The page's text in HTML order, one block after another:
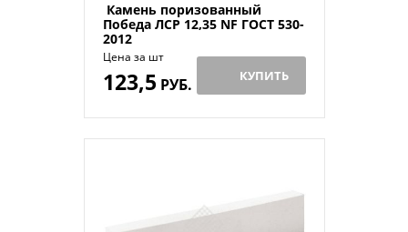
Камень поризованный
Победа ЛСР 12,35 NF ГОСТ 530-
2012
Цена за шт
123,5 РУБ. КУПИТЬ